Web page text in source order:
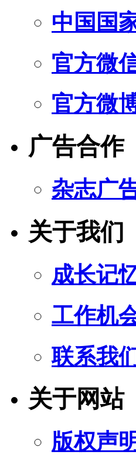
中国国
官方微
官方微
广告合作
杂志广
关于我们
成长记
工作机
联系我
关于网站
版权声